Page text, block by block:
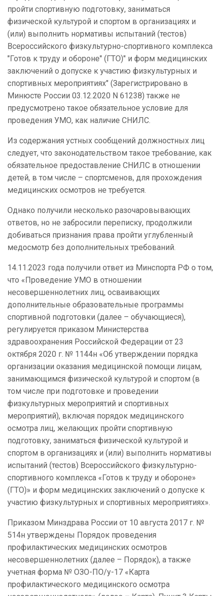
пройти спортивную подготовку, заниматься
физической культурой и спортом в организациях и
(или) выполнить нормативы испытаний (тестов)
Всероссийского физкультурно-спортивного комплекса
"Готов к труду и обороне" (ГТО)" и форм медицинских
заключений о допуске к участию физкультурных и
спортивных мероприятиях" (Зарегистрировано в
Минюсте России 03.12.2020 N 61238) также не
предусмотрено такое обязательное условие для
проведения УМО, как наличие СНИЛС.
Из содержания устных сообщений должностных лиц
следует, что законодательством такое требование, как
обязательное предоставление СНИЛС в отношении
детей, в том числе – спортсменов, для прохождения
медицинских осмотров не требуется.
Однако получили несколько разочаровывающих
ответов, но не забросили переписку, продолжили
добиваться признания права пройти углубленный
медосмотр без дополнительных требований.
14.11.2023 года получили ответ из Минспорта РФ о том,
что «Проведение УМО в отношении
несовершеннолетних лиц, осваивающих
дополнительные образовательные программы
спортивной подготовки (далее – обучающиеся),
регулируется приказом Министерства
здравоохранения Российской Федерации от 23
октября 2020 г. № 1144н «Об утверждении порядка
организации оказания медицинской помощи лицам,
занимающимся физической культурой и спортом (в
том числе при подготовке и проведении
физкультурных мероприятий и спортивных
мероприятий), включая порядок медицинского
осмотра лиц, желающих пройти спортивную
подготовку, заниматься физической культурой и
спортом в организациях и (или) выполнить нормативы
испытаний (тестов) Всероссийского физкультурно-
спортивного комплекса «Готов к труду и обороне»
(ГТО)» и форм медицинских заключений о допуске к
участию физкультурных и спортивных мероприятиях».
Приказом Минздрава России от 10 августа 2017 г. №
514н утверждены Порядок проведения
профилактических медицинских осмотров
несовершеннолетних (далее – Порядок), а также
учетная форма № ОЗО-ПО/у-17 «Карта
профилактического медицинского осмотра